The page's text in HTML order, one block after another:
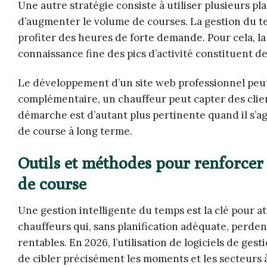
Une autre stratégie consiste à utiliser plusieurs
d’augmenter le volume de courses. La gestion
profiter des heures de forte demande. Pour cela,
connaissance fine des pics d’activité constituent
Le développement d’un site web professionnel
complémentaire, un chauffeur peut capter des
démarche est d’autant plus pertinente quand il
de course à long terme.
Outils et méthodes pour
de course
Une gestion intelligente du temps est la clé pour
chauffeurs qui, sans planification adéquate,
rentables. En 2026, l’utilisation de logiciels de
de cibler précisément les moments et les secteurs